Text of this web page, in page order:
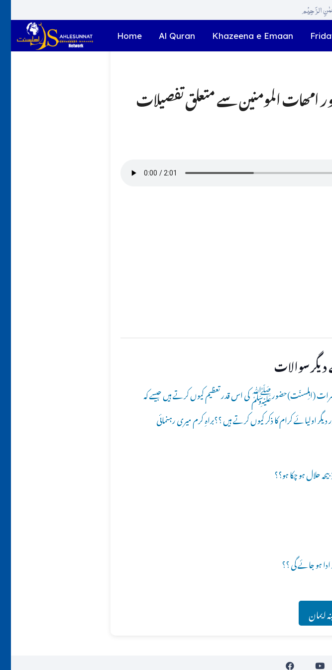
الرَّحِیْم
Home Al Quran Khazeena e Emaan
المومنین سے متعلق تفصیلات
سوالات
ہو گیا ہے اور وہ مجھ سے یہ سوالات کرتا ہے 1۔ آپ حضرات (اہلِسنّت)حضورﷺ کی اس قدر تعظیم کیوں کرتے ہیں جیسے کہ
دیگر اولیائے کرام کا ذکر کیوں کرتے ہیں ؟؟براہِ کرم میری رہنمائی
ایمان